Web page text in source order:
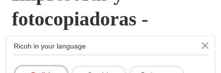
Ricoh in your language
fotocopiadoras -
Impresoras